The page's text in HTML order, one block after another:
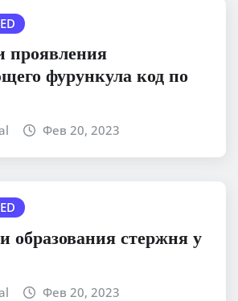
проявления
фурункула код по
Фев 20, 2023
образования стержня у
Фев 20, 2023